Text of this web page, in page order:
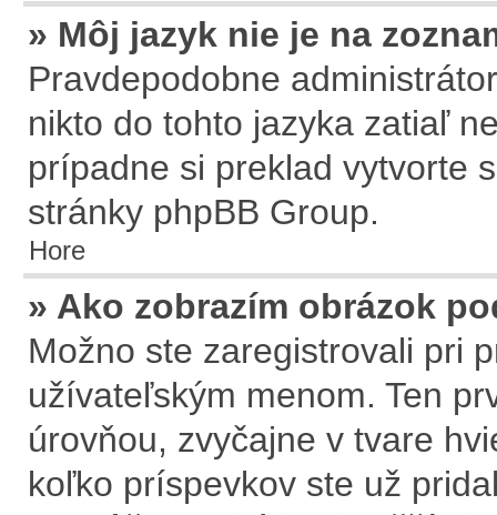
» Môj jazyk nie je na
Pravdepodobne
nikto do tohto jazyka zatiaľ
prípadne si preklad vytvorte
stránky phpBB Group.
Hore
» Ako zobrazím obrázok
Možno ste zaregistrovali pri
užívateľským menom. Ten
úrovňou, zvyčajne v tvare
koľko príspevkov ste už